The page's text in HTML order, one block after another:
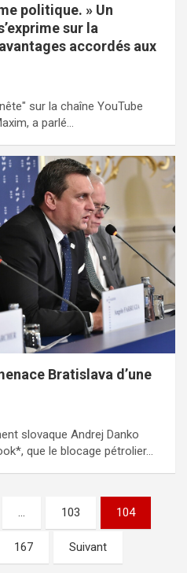
politique. » Un
sur la
accordés aux
sur la chaîne YouTube
a parlé…
Bratislava d’une
slovaque Andrej Danko
que le blocage pétrolier…
103 104
167 Suivant